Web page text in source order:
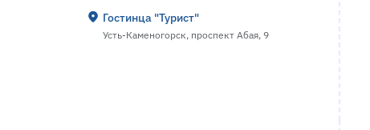
Гостинца "Турист"
Усть-Каменогорск, проспект Абая, 9